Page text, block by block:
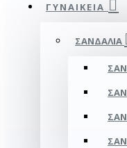
ΓΥΝΑΙΚΕΊΑ
ΣΑΝΔΆΛΙΑ